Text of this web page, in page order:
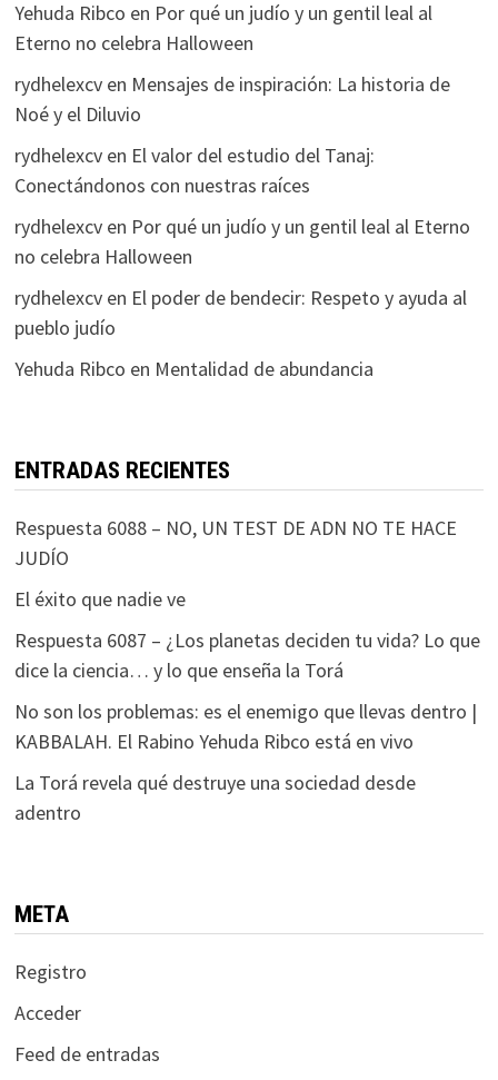
Yehuda Ribco en Por qué un judío y un gentil leal al
Eterno no celebra Halloween
rydhelexcven Mensajes de inspiración: La historia de
Noé y el Diluvio
rydhelexcven El valor del estudio del Tanaj:
Conectándonos con nuestras raíces
rydhelexcven Por qué un judío y un gentil leal al Eterno
no celebra Halloween
rydhelexcven El poder de bendecir: Respeto y ayuda al
pueblo judío
Yehuda Ribco en Mentalidad de abundancia
ENTRADAS RECIENTES
Respuesta 6088 – NO, UN TEST DE ADN NO TE HACE
JUDÍO
El éxito que nadie ve
Respuesta 6087 – ¿Los planetas deciden tu vida? Lo que
dice la ciencia… y lo que enseña la Torá
No son los problemas: es el enemigo que llevas dentro |
KABBALAH. El Rabino Yehuda Ribco está en vivo
La Torá revela qué destruye una sociedad desde
adentro
META
Registro
Acceder
Feed de entradas